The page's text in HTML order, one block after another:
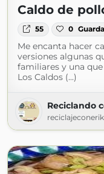
Caldo de
55 0
Me encanta hacer
versiones algunas
familiares y una
Los Caldos (...)
Reciclando